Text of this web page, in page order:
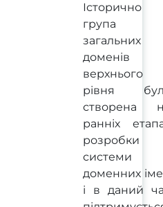
Історично
група
загальних
доменів
верхнього
рівня
створена
ранніх
розробки
системи
доменних
і в даний